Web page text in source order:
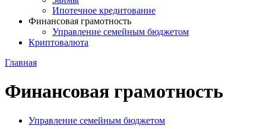
Ипотечное кредитование
Финансовая грамотность
Управление семейным бюджетом
Криптовалюта
Главная
Финансовая грамотность
Управление семейным бюджетом